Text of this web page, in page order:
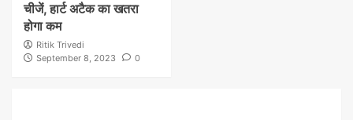
चीजें, हार्ट अटैक का खतरा
होगा कम
Ritik Trivedi
September 8, 2023
0